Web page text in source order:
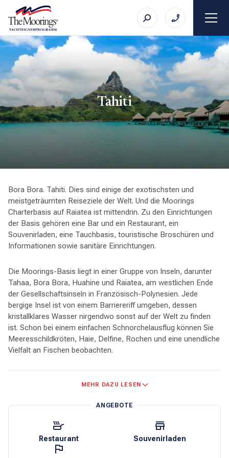
Tahiti
Bora Bora. Tahiti. Dies sind einige der exotischsten und
meistgeträumten Reiseziele der Welt. Und die Moorings
Charterbasis auf Raiatea ist mittendrin. Zu den Einrichtungen
der Basis gehören eine Bar und ein Restaurant, ein
Souvenirladen, eine Tauchbasis, touristische Broschüren und
Informationen sowie sanitäre Einrichtungen.
Die Moorings-Basis liegt in einer Gruppe von Inseln, darunter
Tahaa, Bora Bora, Huahine und Raiatea, am westlichen Ende
der Gesellschaftsinseln in Französisch-Polynesien. Jede
bergige Insel ist von einem Barriereriff umgeben, dessen
kristallklares Wasser nirgendwo sonst auf der Welt zu finden
ist. Schon bei einem einfachen Schnorchelausflug können Sie
Meeresschildkröten, Haie, Delfine, Rochen und eine unendliche
Vielfalt an Fischen beobachten.
Barriereriff zu teilen, und wenn Sie diese Inseln umrunden, um
beschäftigt sein. Zahlreiche Korallengärten mit einfachen,
flachen Schnorchelmöglichkeiten werden Ihnen den Atem
rauben. An Land können Sie Vanilleplantagen besichtigen,
köstliche Mahlzeiten und kleine Läden mit lokalem
Kunsthandwerk finden und Perlenfarmen besuchen, um ein
MEHR DAZU LESEN
ANGEBOTE
Restaurant Souvenirladen